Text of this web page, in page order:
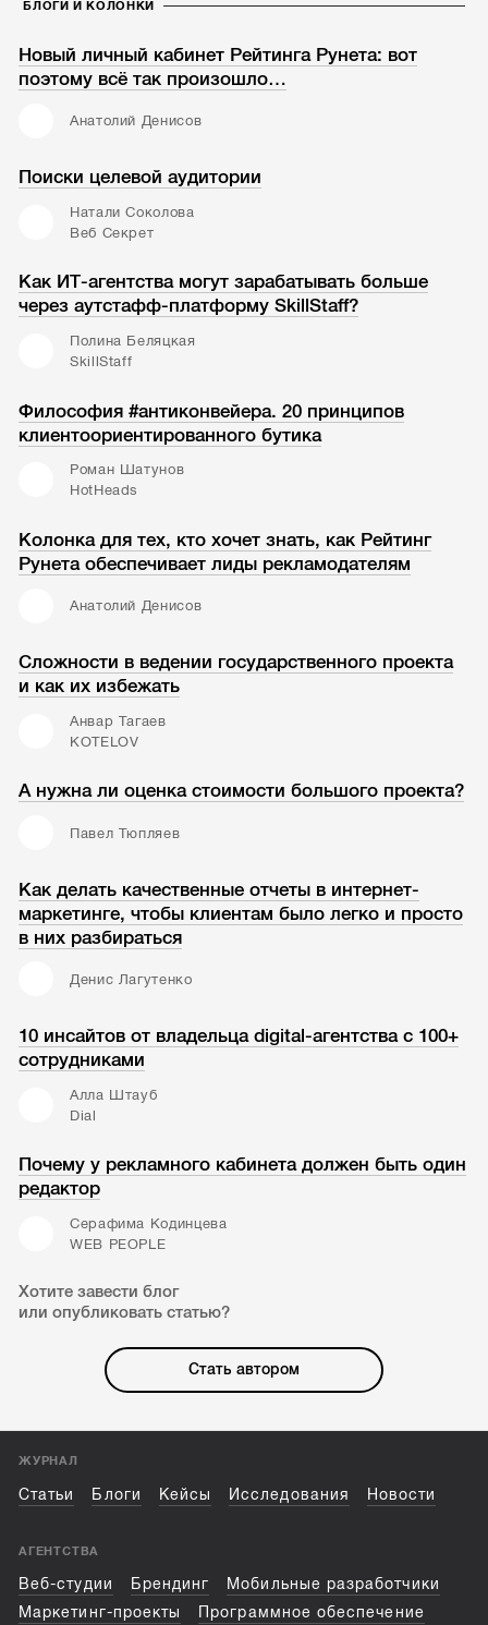
БЛОГИ И КОЛОНКИ
Новый личный кабинет Рейтинга Рунета: вот
поэтому всё так произошло…
Анатолий Денисов
Поиски целевой аудитории
Натали Соколова
Веб Секрет
Как ИТ-агентства могут зарабатывать больше
через аутстафф-платформу SkillStaff?
Полина Беляцкая
SkillStaff
Философия #антиконвейера. 20 принципов
клиентоориентированного бутика
Роман Шатунов
HotHeads
Колонка для тех, кто хочет знать, как Рейтинг
Рунета обеспечивает лиды рекламодателям
Анатолий Денисов
Сложности в ведении государственного проекта
и как их избежать
Анвар Тагаев
KOTELOV
А нужна ли оценка стоимости большого проекта?
Павел Тюпляев
Как делать качественные отчеты в интернет-
маркетинге, чтобы клиентам было легко и просто
в них разбираться
Денис Лагутенко
10 инсайтов от владельца digital-агентства с 100+
сотрудниками
Алла Штауб
Dial
Почему у рекламного кабинета должен быть один
редактор
Серафима Кодинцева
WEB PEOPLE
Хотите завести блог
или опубликовать статью?
Стать автором
ЖУРНАЛ
Статьи Блоги Кейсы Исследования Новости
АГЕНТСТВА
Веб-студии Брендинг
Мобильные разработчики
Маркетинг-проекты
Программное обеспечение